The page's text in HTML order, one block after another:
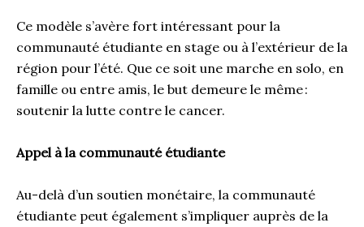
Ce modèle s’avère fort intéressant pour la
communauté étudiante en stage ou à l’extérieur de la
région pour l’été. Que ce soit une marche en solo, en
famille ou entre amis, le but demeure le même :
soutenir la lutte contre le cancer.
Appel à la communauté étudiante
Au-delà d’un soutien monétaire, la communauté
étudiante peut également s’impliquer auprès de la